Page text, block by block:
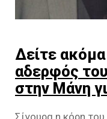
Δείτε ακόμα
αδερφός
στην Μάνη
Σίγουρα η κόρη του